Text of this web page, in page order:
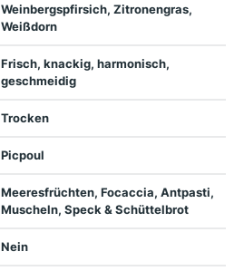
Weinbergspfirsich, Zitronengras,
Weißdorn
Frisch, knackig, harmonisch,
geschmeidig
Trocken
Picpoul
Meeresfrüchten, Focaccia, Antpasti,
Muscheln, Speck & Schüttelbrot
Nein